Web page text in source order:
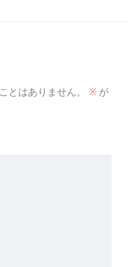
とはありません。 ※が